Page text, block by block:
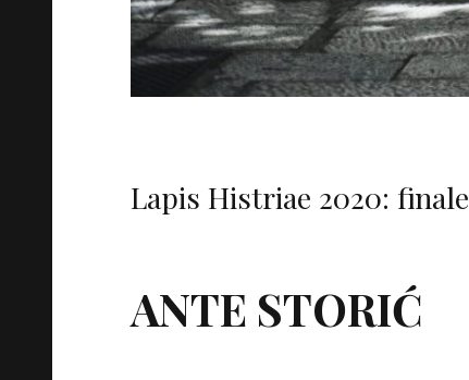
Lapis Histriae 2020: finale
ANTE STORIĆ